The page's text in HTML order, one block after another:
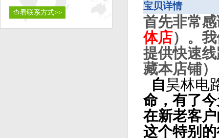
查看联系方式>>
宝贝详情
首先非常
体店）。
提供快速
藏本店铺
自昊林电
命，有了
在新老客
这个特别